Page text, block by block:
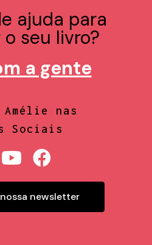
ajuda para
seu livro?
a gente
nas
Sociais
newsletter